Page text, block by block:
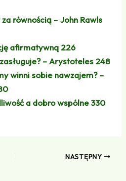
równością – John Rawls
afirmatywną226
– Arystoteles248
winni sobie nawzajem? –
a dobro wspólne330
NASTĘPNY